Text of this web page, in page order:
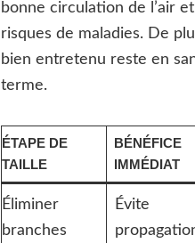
bonne circulation de l’air
risques de maladies. De
bien entretenu reste en
terme.
ÉTAPE DE
TAILLE
BÉNÉFICE
IMMÉDIAT
Éliminer
branches
Évite